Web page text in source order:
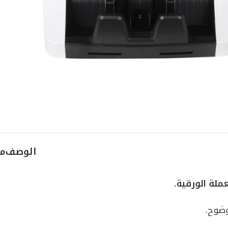
الوصف
الورقية.